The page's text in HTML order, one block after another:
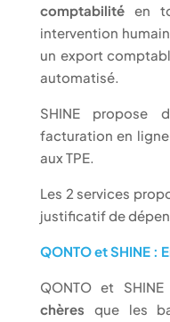
comptabilitéen
intervention
un export
automatisé.
SHINE
facturation en
aux TPE.
Les 2 services
justificatif de
QONTO et SHINE :
QONTO et
chères que les